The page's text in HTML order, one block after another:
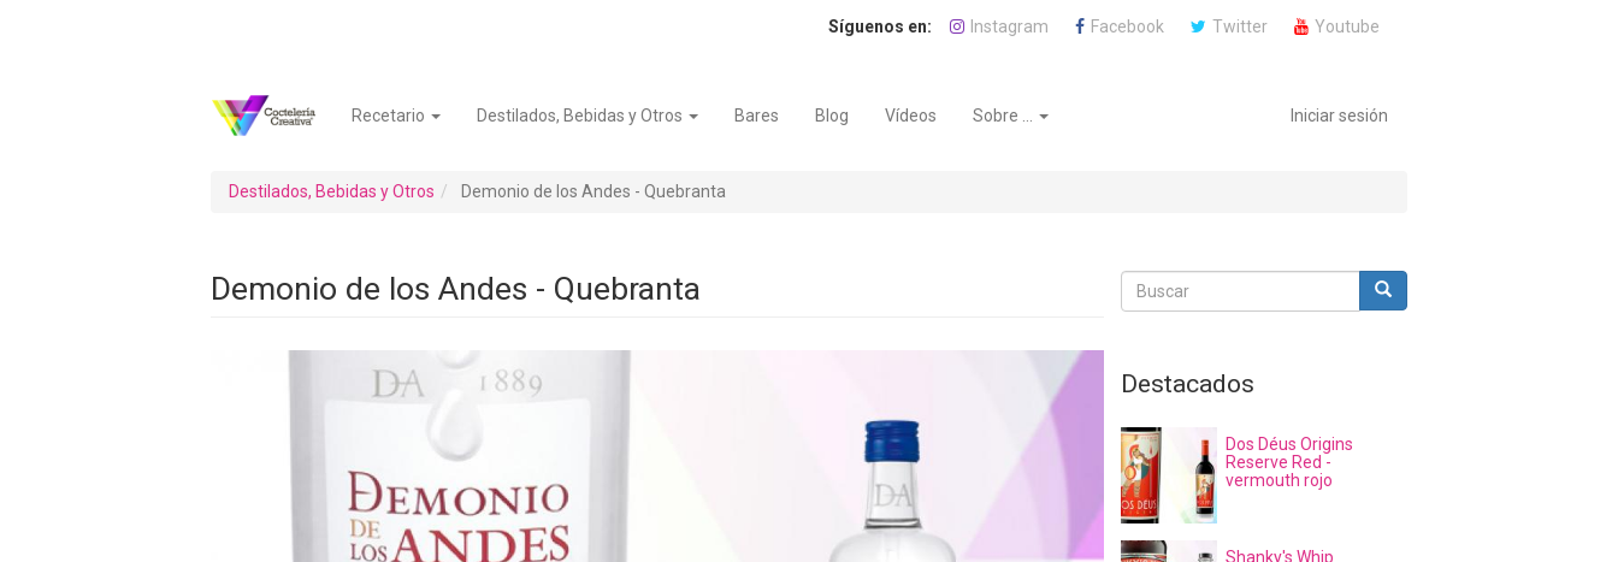
Instagram Facebook Twitter Youtube
NavegaciónRecetario Destilados, Bebidas y Otros Bares Blog Vídeos Sobre ...
Menú
cuenta
de
Iniciar sesión
Destilados, Bebidas y Otros Demonio de los Andes - Quebranta
Demonio de los Andes - Quebranta
Buscar
Buscar Buscar
Destacados
Dos Déus Origins
Reserve Red -
vermouth rojo
Shanky's Whip